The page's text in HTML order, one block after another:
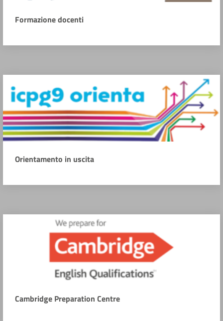
Formazione docenti
Orientamento in uscita
Cambridge Preparation Centre